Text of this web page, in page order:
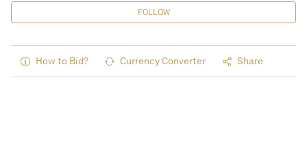
FOLLOW
How to Bid? Currency Converter Share